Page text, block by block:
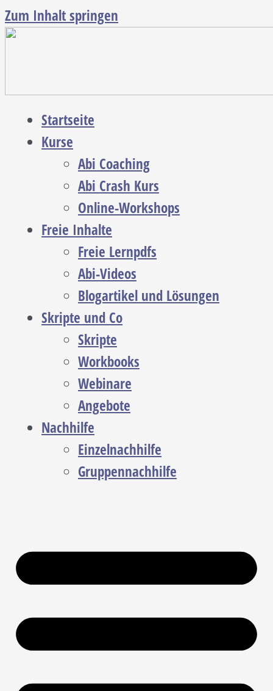
Zum Inhalt springen
Startseite
Kurse
Abi Coaching
Abi Crash Kurs
Online-Workshops
Freie Inhalte
Freie Lernpdfs
Abi-Videos
Blogartikel und Lösungen
Skripte und Co
Skripte
Workbooks
Webinare
Angebote
Nachhilfe
Einzelnachhilfe
Gruppennachhilfe